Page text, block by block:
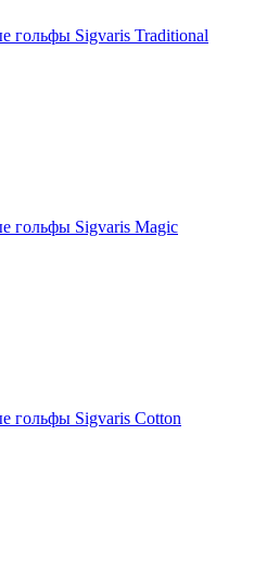
гольфы Sigvaris Traditional
гольфы Sigvaris Magic
гольфы Sigvaris Cotton